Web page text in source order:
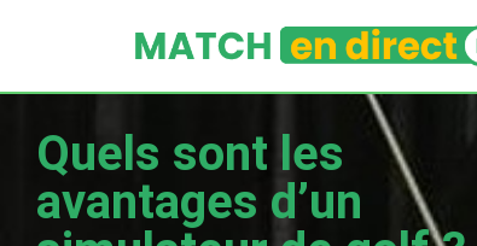
Quels sont les
avantages d’un